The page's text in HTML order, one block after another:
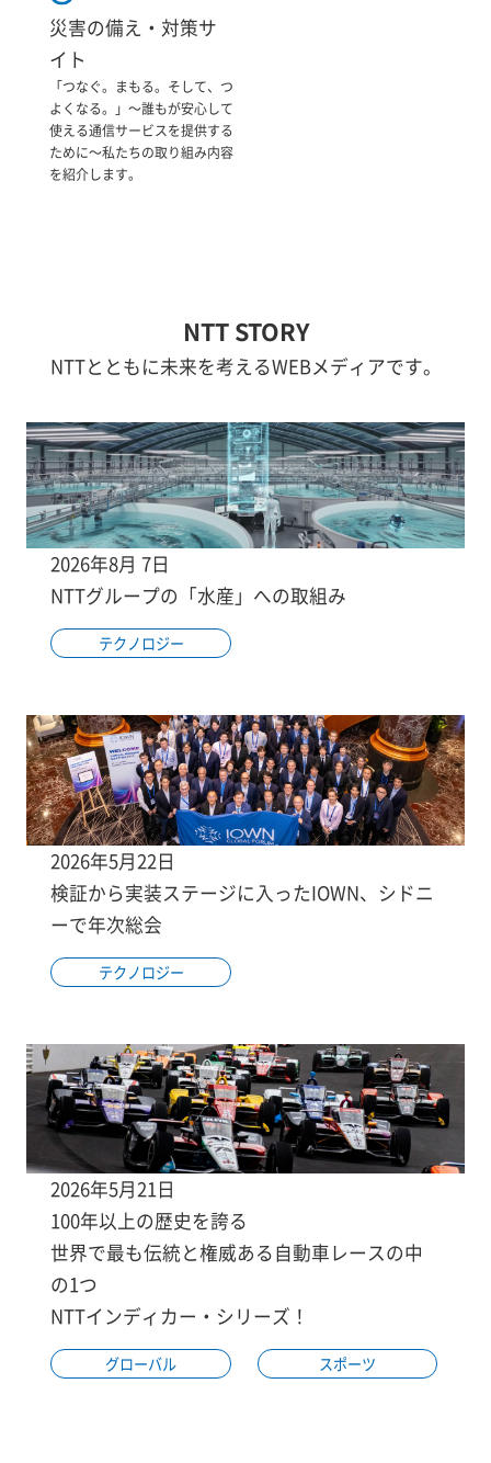
災害の備え・対策サ
イト
「つなぐ。まもる。そして、つ
よくなる。」～誰もが安心して
使える通信サービスを提供する
ために～私たちの取り組み内容
を紹介します。
NTT STORY
NTTとともに未来を考えるWEBメディアです。
2026年8月 7日
NTTグループの「水産」への取組み
テクノロジー
2026年5月22日
検証から実装ステージに入ったIOWN、シドニ
ーで年次総会
テクノロジー
2026年5月21日
100年以上の歴史を誇る
世界で最も伝統と権威ある自動車レースの中
の1つ
NTTインディカー・シリーズ！
グローバル スポーツ